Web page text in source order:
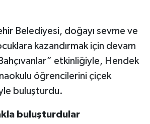
Belediyesi, doğayı sevme ve
kazandırmak için devam
etkinliğiyle, Hendek
öğrencilerini çiçek
buluşturdu.
buluşturdular